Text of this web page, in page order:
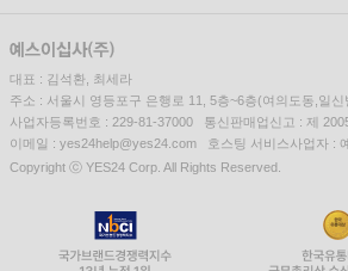
대표 : 김석환, 최세라
주소 : 서울시 영등포구 은행로 11, 5층~6층(여의도동,일신
사업자등록번호 : 229-81-37000 통신판매업신고 : 제
이메일 : yes24help@yes24.com 호스팅 서비스사업자 :
Copyright ⓒ YES24 Corp. All Rights Reserved.